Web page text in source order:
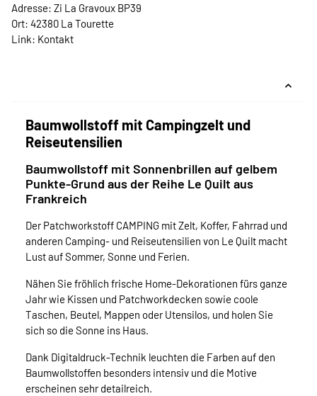
Adresse: Zi La Gravoux BP39
Ort: 42380 La Tourette
Link: Kontakt
Baumwollstoff mit Campingzelt und
Reiseutensilien
Baumwollstoff mit Sonnenbrillen auf gelbem
Punkte-Grund aus der Reihe Le Quilt aus
Frankreich
Der Patchworkstoff CAMPING mit Zelt, Koffer, Fahrrad und
anderen Camping- und Reiseutensilien von Le Quilt macht
Lust auf Sommer, Sonne und Ferien.
Nähen Sie fröhlich frische Home-Dekorationen fürs ganze
Jahr wie Kissen und Patchworkdecken sowie coole
Taschen, Beutel, Mappen oder Utensilos, und holen Sie
sich so die Sonne ins Haus.
Dank Digitaldruck-Technik leuchten die Farben auf den
Baumwollstoffen besonders intensiv und die Motive
erscheinen sehr detailreich.